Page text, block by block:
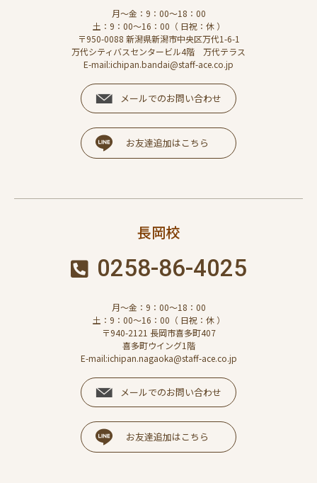
月～金：9：00～18：00
土：9：00～16：00（ 日祝：休 ）
〒950-0088 新潟県新潟市中央区万代1-6-1
万代シティバスセンタービル4階 万代テラス
E-mail:ichipan.bandai@staff-ace.co.jp
メールでのお問い合わせ
お友達追加はこちら
長岡校
0258-86-4025
月～金：9：00～18：00
土：9：00～16：00（ 日祝：休 ）
〒940-2121 長岡市喜多町407
喜多町ウイング1階
E-mail:ichipan.nagaoka@staff-ace.co.jp
メールでのお問い合わせ
お友達追加はこちら